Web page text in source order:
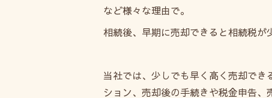
など様々な理由で。
相続後、早期に売却できると相続税が
当社では、少しでも早く高く売却で
ション、売却後の手続きや税金申告、